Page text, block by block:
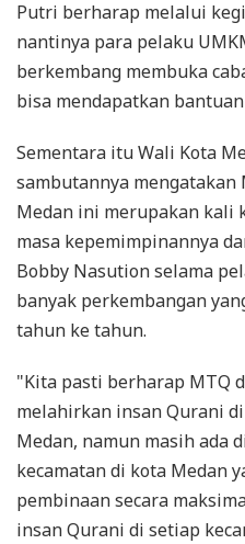
Putri berharap melalui
nantinya para pelaku
berkembang membuka
bisa mendapatkan
Sementara itu Wali Kota
sambutannya mengatakan
Medan ini merupakan kali
masa kepemimpinannya
Bobby Nasution selama
banyak perkembangan
tahun ke tahun.
"Kita pasti berharap MTQ
melahirkan insan Qurani
Medan, namun masih ada
kecamatan di kota Medan
pembinaan secara
insan Qurani di setiap